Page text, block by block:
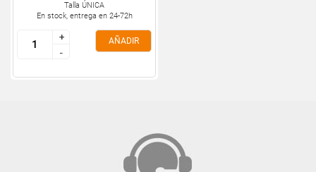
Talla ÚNICA
En stock, entrega en 24-72h
+
-
+
-
AÑADIR